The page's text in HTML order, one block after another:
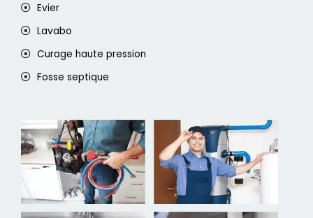
Evier
Lavabo
Curage haute pression
Fosse septique